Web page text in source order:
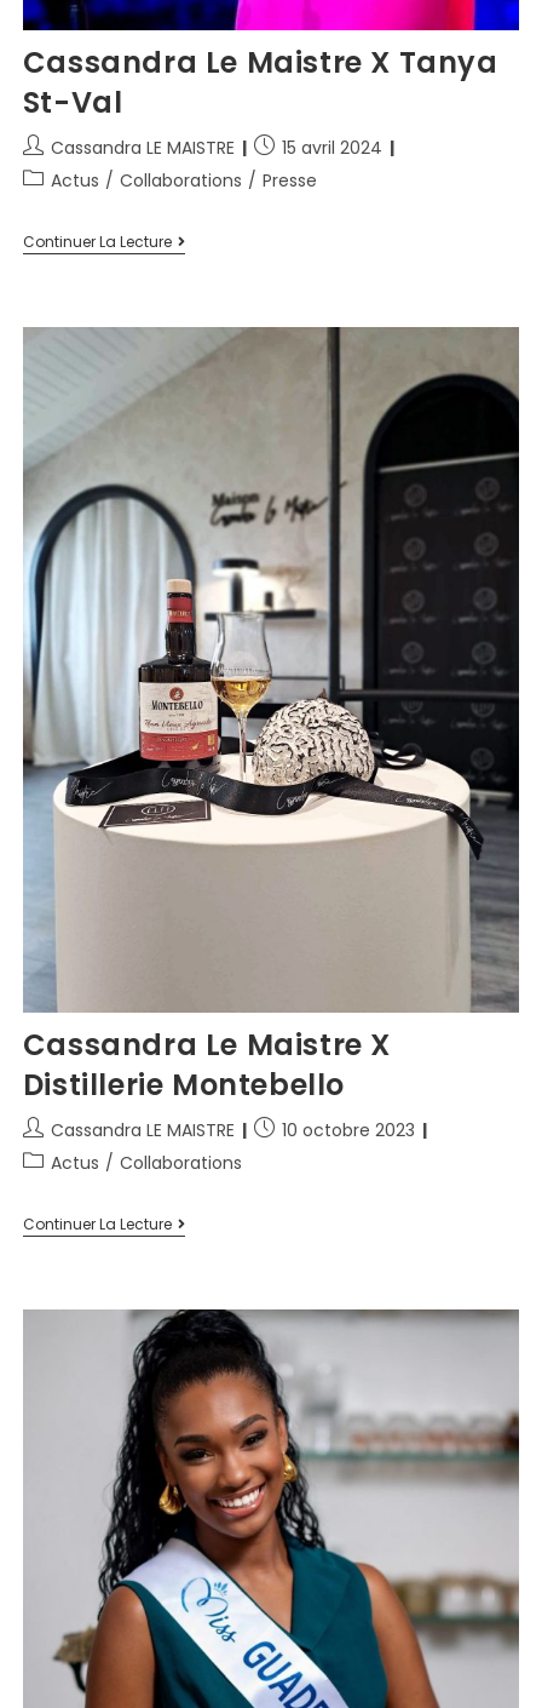
Cassandra Le Maistre X Tanya
St-Val
Cassandra LE MAISTRE
15 avril 2024
Actus / Collaborations / Presse
Continuer La Lecture
Cassandra Le Maistre X
Distillerie Montebello
Cassandra LE MAISTRE
10 octobre 2023
Actus / Collaborations
Continuer La Lecture